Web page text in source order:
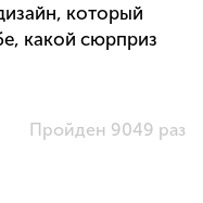
который
какой сюрприз
Пройден 9049 раз